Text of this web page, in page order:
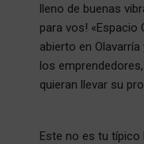
lleno de buenas
para vos! «Espacio
abierto en
los
quieran llevar su
Este no es tu típico